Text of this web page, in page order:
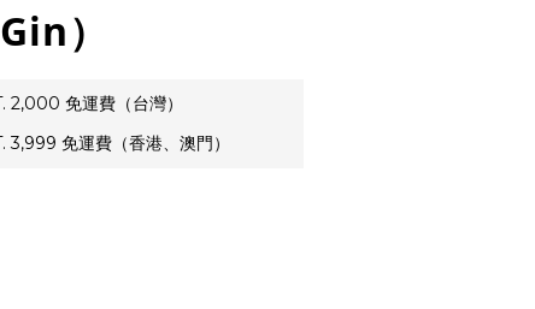
）
2,000 免運費（台灣）
免運費（香港、澳門）